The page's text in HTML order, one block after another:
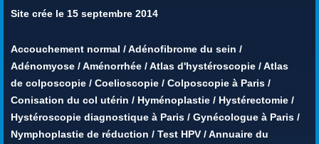
Site crée le 15 septembre 2014
Accouchement normal /Adénofibrome du sein /
Adénomyose /Aménorrhée /Atlas d'hystéroscopie /Atlas
de colposcopie / Coelioscopie / Colposcopie à Paris /
Conisation du col utérin / Hyménoplastie / Hystérectomie /
Hystéroscopie diagnostique à Paris / Gynécologue à Paris /
Nymphoplastie de réduction / Test HPV /Annuaire du